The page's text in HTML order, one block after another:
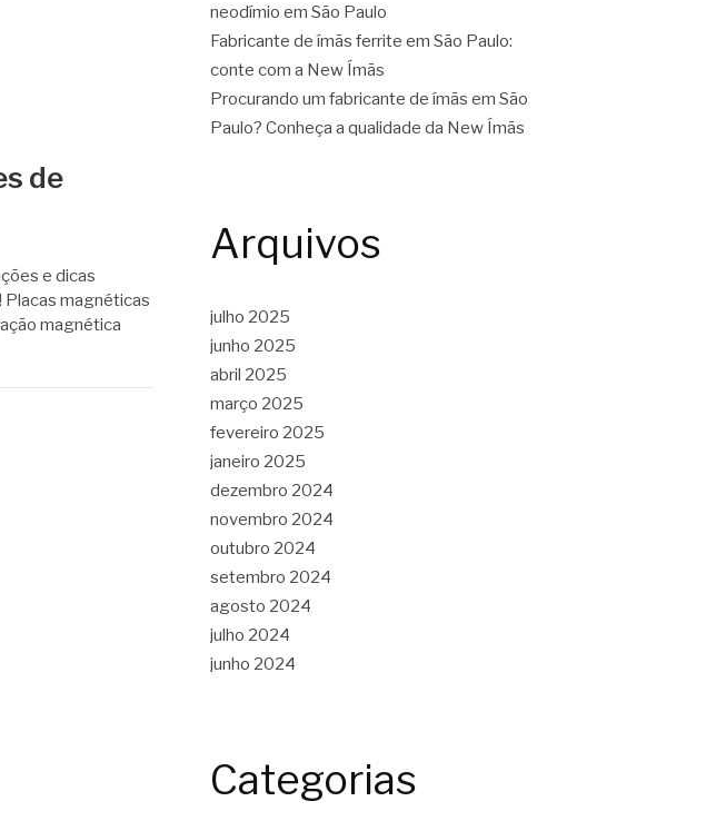
de
e dicas
Placas magnéticas
magnética
neodímio em São Paulo
Fabricante de ímãs ferrite em São Paulo:
conte com a New Ímãs
Procurando um fabricante de ímãs em São
Paulo? Conheça a qualidade da New Ímãs
Arquivos
julho 2025
junho 2025
abril 2025
março 2025
fevereiro 2025
janeiro 2025
dezembro 2024
novembro 2024
outubro 2024
setembro 2024
agosto 2024
julho 2024
junho 2024
Categorias